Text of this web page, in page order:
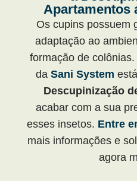
Apartamentos
Os cupins possuem
adaptação ao
formação de
daSani System
Descupinização
acabar com a sua
esses insetos. Entre
mais informações e
agora